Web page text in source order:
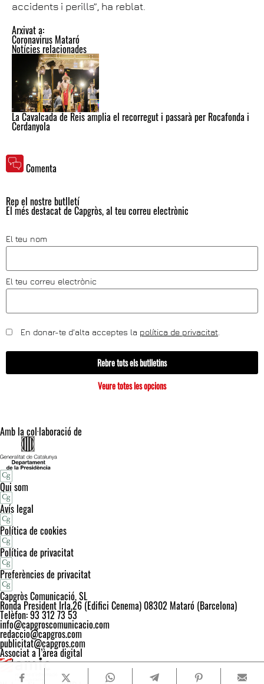
Notícies relacionades
La Cavalcada de Reis amplia el recorregut i passarà per Rocafonda i
Cerdanyola
accidents i perills”, ha reblat.
Arxivat a:
Coronavirus Mataró
Comenta
Rep el nostre butlletí
El més destacat de Capgròs, al teu correu electrònic
El teu nom
El teu correu electrònic
En donar-te d'alta acceptes la política de privacitat
Rebre tots els butlletins
Veure totes les opcions
Amb la col·laboració de
Qui som
Avís legal
Política de cookies
Política de privacitat
Preferències de privacitat
Capgròs Comunicació, SL
Ronda President Irla,26 (Edifici Cenema) 08302 Mataró (Barcelona)
Telèfon: 93 312 73 53
info@capgroscomunicacio.com
redaccio@capgros.com
publicitat@capgros.com
Associat a l’àrea digital